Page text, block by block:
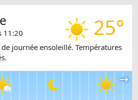
25°
11:20
journée ensoleillé. Températures